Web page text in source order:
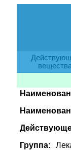
вещества
Группа: